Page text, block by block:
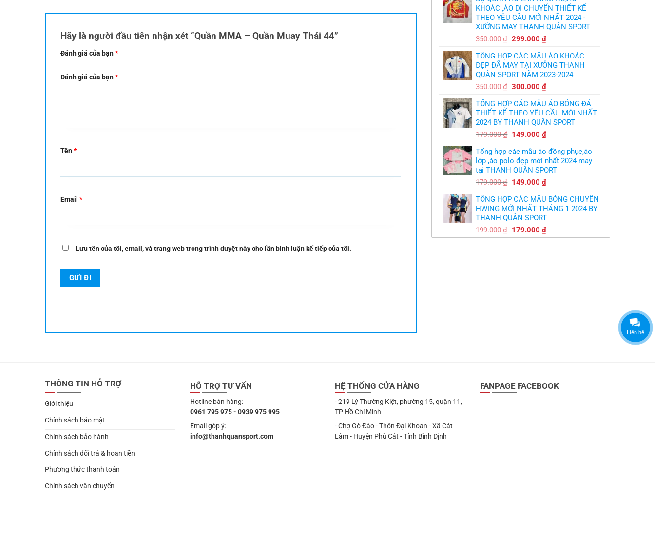
Hãy là người đầu tiên nhận xét “Quần MMA – Quần Muay Thái 44”
Đánh giá của bạn*
Đánh giá của bạn*
Tên*
Email *
Lưu tên của tôi, email, và trang web trong trình duyệt này cho lần bình luận kế tiếp của tôi.
thủ,
thừa
nhận
thật
chát
bầy
quỷ
nhỏ
áo
bóng
chuyền
theo
yêu
cầu
,thiết
free
KHOÁC ,ÁO DI CHUYỂN THIẾT KẾ
THEO YÊU CẦU MỚI NHẤT 2024 -
XƯỞNG MAY THANH QUÂN SPORT
350.000₫ Giá
là:
350.000 ₫.
299.000 ₫Giá
tại
là:
299.000 ₫.
TỔNG HỢP CÁC MẪU ÁO KHOÁC
ĐẸP ĐÃ MAY TẠI XƯỞNG THANH
QUÂN SPORT NĂM 2023-2024
350.000₫ Giá
là:
350.000 ₫.
300.000 ₫Giá
tại
là:
300.000 ₫.
TỔNG HỢP CÁC MẪU ÁO BÓNG ĐÁ
THIẾT KẾ THEO YÊU CẦU MỚI NHẤT
2024 BY THANH QUÂN SPORT
179.000₫ Giá
là:
179.000 ₫.
149.000 ₫Giá
tại
là:
149.000 ₫.
Tổng hợp các mẫu áo đồng phục,áo
lớp ,áo polo đẹp mới nhất 2024 may
tại THANH QUÂN SPORT
179.000₫ Giá
là:
179.000 ₫.
149.000 ₫Giá
tại
là:
TỔNG HỢP CÁC MẪU BÓNG CHUYỀN
HWING MỚI NHẤT THÁNG 1 2024 BY
THANH QUÂN SPORT
199.000₫ Giá
gốc
179.000 ₫Giá
hiện
THÔNG TIN HỖ TRỢ
Giới thiệu
Chính sách bảo mật
Chính sách bảo hành
Chính sách đổi trả & hoàn tiền
Phương thức thanh toán
Chính sách vận chuyển
HỖ TRỢ TƯ VẤN
Hotline bán hàng:
0961 795 975 - 0939 975 995
Email góp ý:
info@thanhquansport.com
HỆ THỐNG CỬA HÀNG
- 219 Lý Thường Kiệt, phường 15, quận 11,
TP Hồ Chí Minh
- Chợ Gò Đào - Thôn Đại Khoan - Xã Cát
Lâm - Huyện Phù Cát - Tỉnh Bình Định
FANPAGE FACEBOOK
Liên hệ